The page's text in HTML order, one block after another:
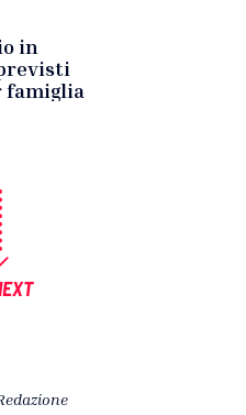
in
famiglia